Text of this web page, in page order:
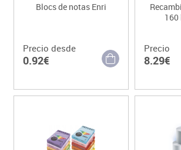
Blocs de notas Enri
Precio desde
0.92€
160
Precio
8.29€